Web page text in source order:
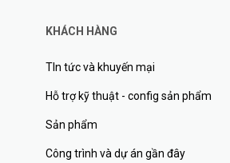
KHÁCH HÀNG
TIn tức và khuyến mại
Hỗ trợ kỹ thuật - config sản phẩm
Sản phẩm
Công trình và dự án gần đây